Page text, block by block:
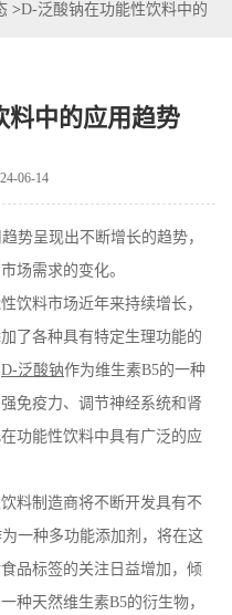
>D-泛酸钠在功能性饮料中的
料中的应用趋势
06-14
势呈现出不断增长的趋势，
场需求的变化。
饮料市场近年来持续增长，
了各种具有特定生理功能的
D-泛酸钠作为维生素B5的一种
免疫力、调节神经系统和肾
功能性饮料中具有广泛的应
料制造商将不断开发具有不
一种多功能添加剂，将在这
品标签的关注日益增加，倾
种天然维生素B5的衍生物，